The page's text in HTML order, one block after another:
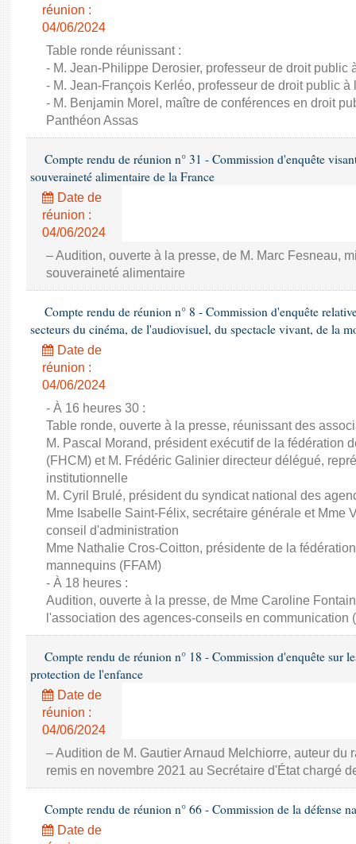
réunion :
04/06/2024
Table ronde réunissant :
- M. Jean-Philippe Derosier, professeur de droit public
- M. Jean-François Kerléo, professeur de droit public
- M. Benjamin Morel, maître de conférences en droit
Panthéon Assas
Compte rendu de réunion n° 31 - Commission d'enquête
souveraineté alimentaire de la France
Date de
réunion :
04/06/2024
– Audition, ouverte à la presse, de M. Marc Fesneau,
souveraineté alimentaire
Compte rendu de réunion n° 8 - Commission d'enquête
secteurs du cinéma, de l'audiovisuel, du spectacle vivant, de la
Date de
réunion :
04/06/2024
- À 16 heures 30 :
Table ronde, ouverte à la presse, réunissant des
M. Pascal Morand, président exécutif de la fédération
(FHCM) et M. Frédéric Galinier directeur délégué,
institutionnelle
M. Cyril Brulé, président du syndicat national des
Mme Isabelle Saint-Félix, secrétaire générale et Mme
conseil d'administration
Mme Nathalie Cros-Coitton, présidente de la
mannequins (FFAM)
- À 18 heures :
Audition, ouverte à la presse, de Mme Caroline
l'association des agences-conseils en communication
Compte rendu de réunion n° 18 - Commission d'enquête sur
protection de l'enfance
Date de
réunion :
04/06/2024
– Audition de M. Gautier Arnaud Melchiorre, auteur du
remis en novembre 2021 au Secrétaire d'État chargé
Compte rendu de réunion n° 66 - Commission de la défense
Date de